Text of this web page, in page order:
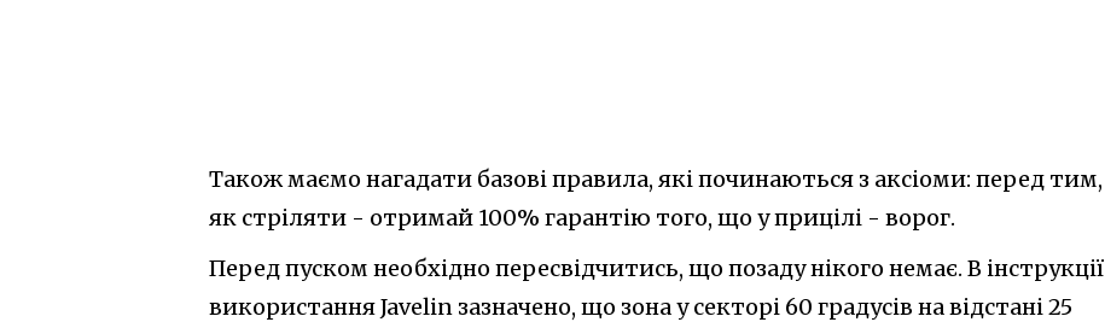
Також маємо нагадати базові правила, які починаються з аксіоми: перед тим,
як стріляти - отримай 100% гарантію того, що у прицілі - ворог.
Перед пуском необхідно пересвідчитись, що позаду нікого немає. В інструкції
використання Javelin зазначено, що зона у секторі 60 градусів на відстані 25